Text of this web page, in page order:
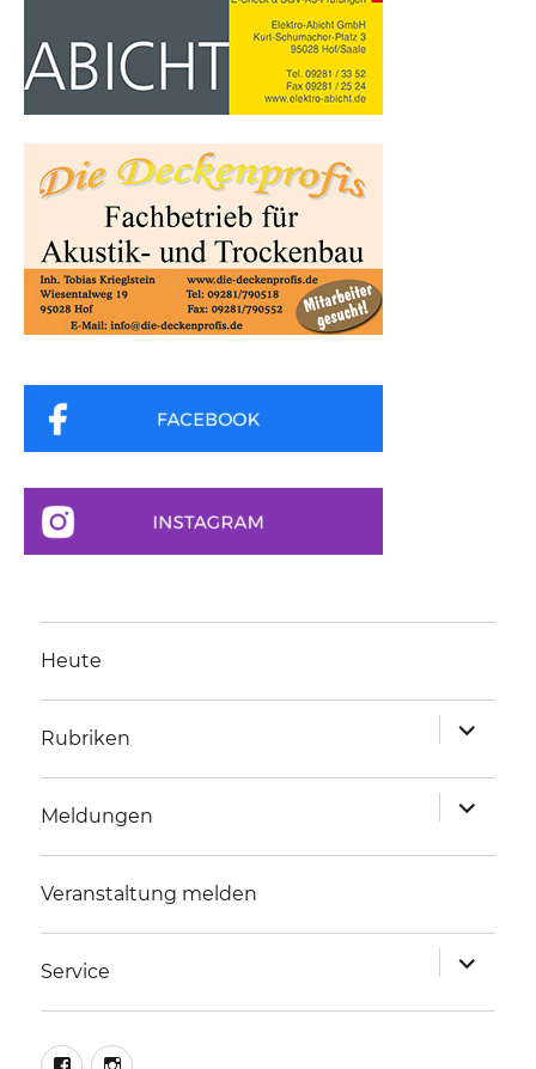
Heute
Rubriken
anzeigen
Meldungen
anzeigen
Veranstaltung melden
Service
anzeigen
facebookinstagram